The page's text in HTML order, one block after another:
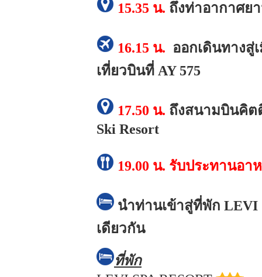
15.35 น. ถึงท่าอากาศย
16.15 น. ออกเดินทางสู่
เที่ยวบินที่ AY 575
17.50 น. ถึงสนามบินคิต
Ski Resort
19.00 น. รับประทานอ
นำท่านเข้าสู่ที่พัก LEVI
เดียวกัน
ที่พัก